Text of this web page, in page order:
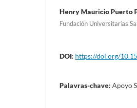
Henry Mauricio Puerto
Fundación Universitarias
DOI: https://doi.org/
Palavras-chave: Apoyo